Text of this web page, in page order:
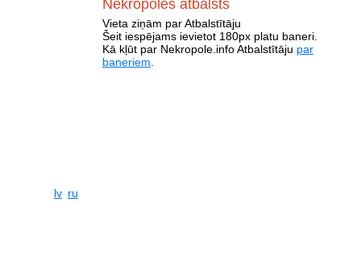
lv ru
Nekropoles atbalsts
Vieta ziņām par Atbalstītāju
Šeit iespējams ievietot 180px platu baneri.
Kā kļūt par Nekropole.info Atbalstītāju par
baneriem